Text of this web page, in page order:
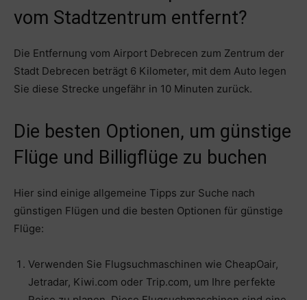
vom Stadtzentrum entfernt?
Die Entfernung vom Airport Debrecen zum Zentrum der
Stadt Debrecen beträgt 6 Kilometer, mit dem Auto legen
Sie diese Strecke ungefähr in 10 Minuten zurück.
Die besten Optionen, um günstige
Flüge und Billigflüge zu buchen
Hier sind einige allgemeine Tipps zur Suche nach
günstigen Flügen und die besten Optionen für günstige
Flüge:
Verwenden Sie Flugsuchmaschinen wie CheapOair,
Jetradar, Kiwi.com oder Trip.com, um Ihre perfekte